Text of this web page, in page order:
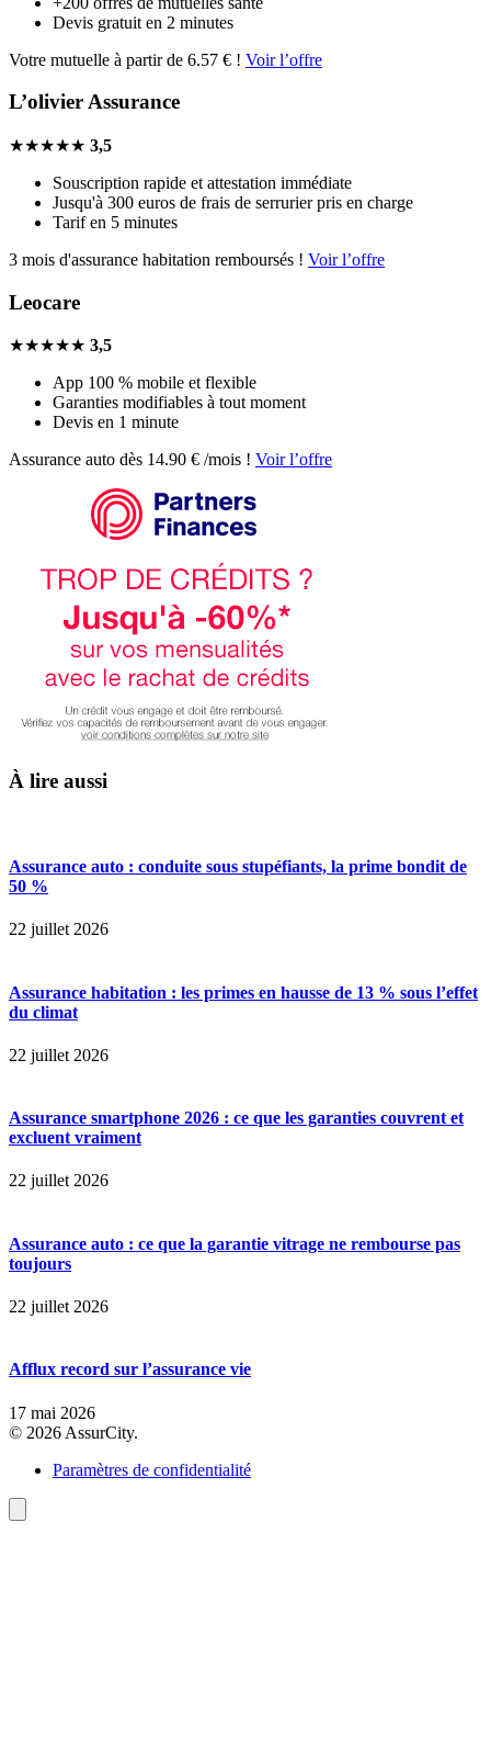
Devis gratuit en 2 minutes
Votre mutuelle à partir de 6.57 € ! Voir l’offre
L’olivier Assurance
★★★★★ 3,5
Souscription rapide et attestation immédiate
Jusqu'à 300 euros de frais de serrurier pris en charge
Tarif en 5 minutes
3 mois d'assurance habitation remboursés ! Voir l’offre
Leocare
★★★★★ 3,5
App 100 % mobile et flexible
Garanties modifiables à tout moment
Devis en 1 minute
Assurance auto dès 14.90 € /mois ! Voir l’offre
À lire aussi
Assurance auto : conduite sous stupéfiants, la prime bondit de
50 %
22 juillet 2026
Assurance habitation : les primes en hausse de 13 % sous l’effet
du climat
22 juillet 2026
Assurance smartphone 2026 : ce que les garanties couvrent et
excluent vraiment
22 juillet 2026
Assurance auto : ce que la garantie vitrage ne rembourse pas
toujours
22 juillet 2026
Afflux record sur l’assurance vie
17 mai 2026
© 2026 AssurCity.
Paramètres de confidentialité